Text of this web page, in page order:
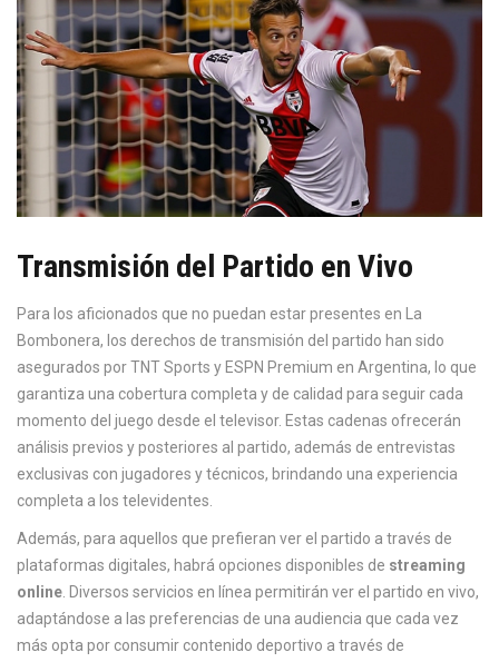
Transmisión del Partido en Vivo
Para los aficionados que no puedan estar presentes en La
Bombonera, los derechos de transmisión del partido han sido
asegurados por TNT Sports y ESPN Premium en Argentina, lo que
garantiza una cobertura completa y de calidad para seguir cada
momento del juego desde el televisor. Estas cadenas ofrecerán
análisis previos y posteriores al partido, además de entrevistas
exclusivas con jugadores y técnicos, brindando una experiencia
completa a los televidentes.
Además, para aquellos que prefieran ver el partido a través de
plataformas digitales, habrá opciones disponibles de streaming
online. Diversos servicios en línea permitirán ver el partido en vivo,
adaptándose a las preferencias de una audiencia que cada vez
más opta por consumir contenido deportivo a través de